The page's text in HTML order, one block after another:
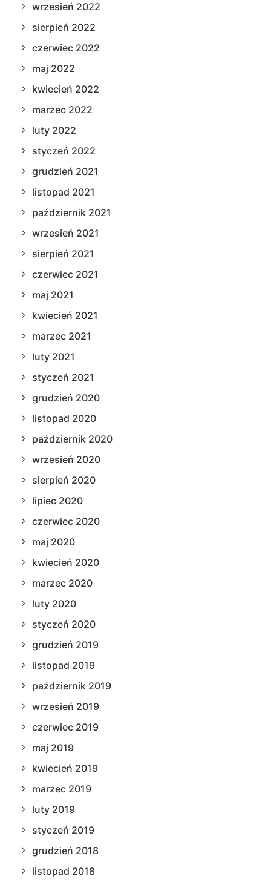
wrzesień 2022
sierpień 2022
czerwiec 2022
maj 2022
kwiecień 2022
marzec 2022
luty 2022
styczeń 2022
grudzień 2021
listopad 2021
październik 2021
wrzesień 2021
sierpień 2021
czerwiec 2021
maj 2021
kwiecień 2021
marzec 2021
luty 2021
styczeń 2021
grudzień 2020
listopad 2020
październik 2020
wrzesień 2020
sierpień 2020
lipiec 2020
czerwiec 2020
maj 2020
kwiecień 2020
marzec 2020
luty 2020
styczeń 2020
grudzień 2019
listopad 2019
październik 2019
wrzesień 2019
czerwiec 2019
maj 2019
kwiecień 2019
marzec 2019
luty 2019
styczeń 2019
grudzień 2018
listopad 2018